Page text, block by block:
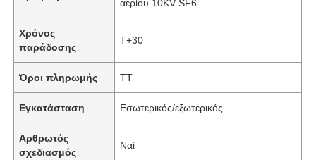
αερίου 10KV SF6
Χρόνος
παράδοσης
Τ+30
Όροι πληρωμής TT
Εγκατάσταση Εσωτερικός/εξωτερικός
Αρθρωτός
σχεδιασμός
Ναί